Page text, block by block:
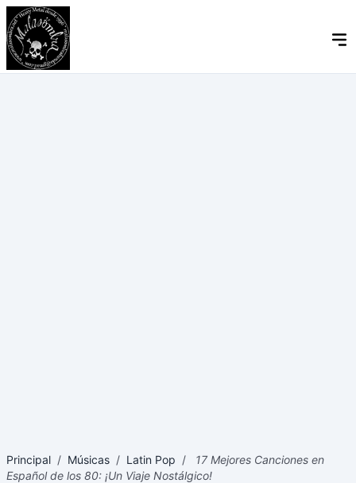
Principal / Músicas / Latin Pop /
17 Mejores Canciones en
Español de los 80: ¡Un Viaje Nostálgico!